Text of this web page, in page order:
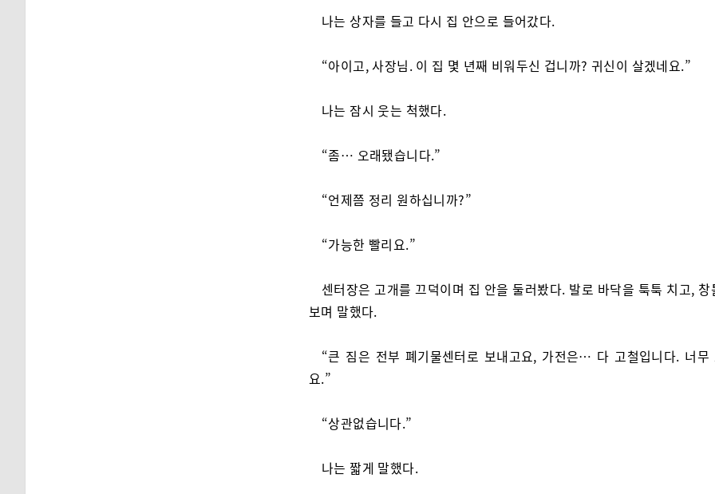
나는 상자를 들고 다시 집 안으로 들어갔다.
“아이고, 사장님. 이 집 몇 년째 비워두신 겁니까? 귀신이 살겠네요.”
나는 잠시 웃는 척했다.
“좀… 오래됐습니다.”
“언제쯤 정리 원하십니까?”
“가능한 빨리요.”
센터장은 고개를 끄덕이며 집 안을 둘러봤다. 발로 바닥을 툭툭 치고,
보며 말했다.
“큰 짐은 전부 폐기물센터로 보내고요, 가전은… 다 고철입니다. 너무
요.”
“상관없습니다.”
나는 짧게 말했다.